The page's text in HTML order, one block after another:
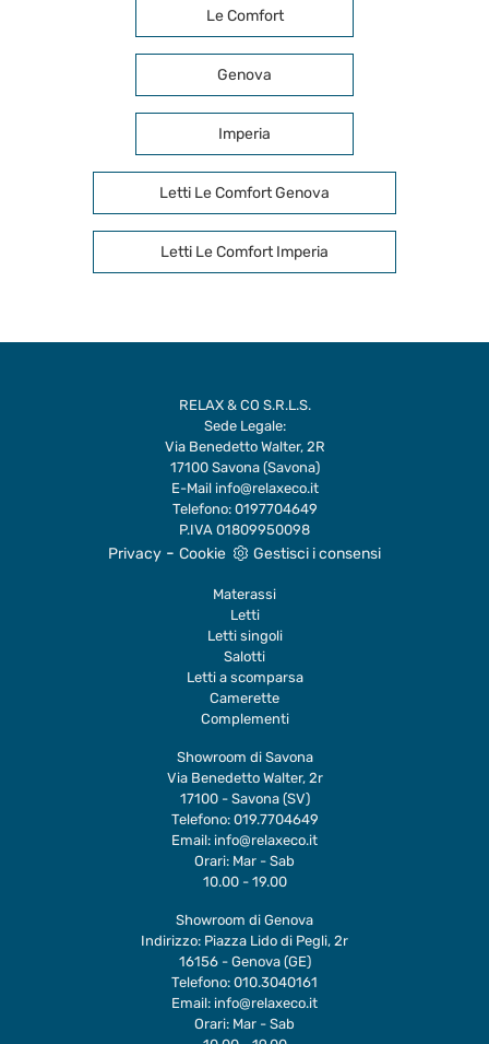
Le Comfort
Genova
Imperia
Letti Le Comfort Genova
Letti Le Comfort Imperia
RELAX & CO S.R.L.S.
Sede Legale:
Via Benedetto Walter, 2R
17100 Savona (Savona)
E-Mail info@relaxeco.it
Telefono: 0197704649
P.IVA 01809950098
Privacy - Cookie Gestisci i consensi
Materassi
Letti
Letti singoli
Salotti
Letti a scomparsa
Camerette
Complementi
Showroom di Savona
Via Benedetto Walter, 2r
17100 - Savona (SV)
Telefono: 019.7704649
Email: info@relaxeco.it
Orari: Mar - Sab
10.00 - 19.00
Showroom di Genova
Indirizzo: Piazza Lido di Pegli, 2r
16156 - Genova (GE)
Telefono: 010.3040161
Email: info@relaxeco.it
Orari: Mar - Sab